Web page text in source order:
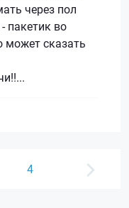
через пол
пакетик во
может сказать
4